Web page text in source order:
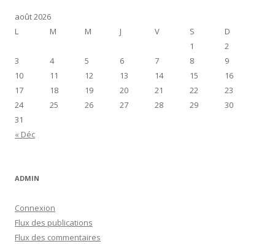
août 2026
L
M M J V S
D
1
2
3
4 5 6 7 8
9
10
11 12 13 14 15
16
17
18 19 20 21 22
23
24
25 26 27 28 29
30
31
« Déc
ADMIN
Connexion
Flux des publications
Flux des commentaires